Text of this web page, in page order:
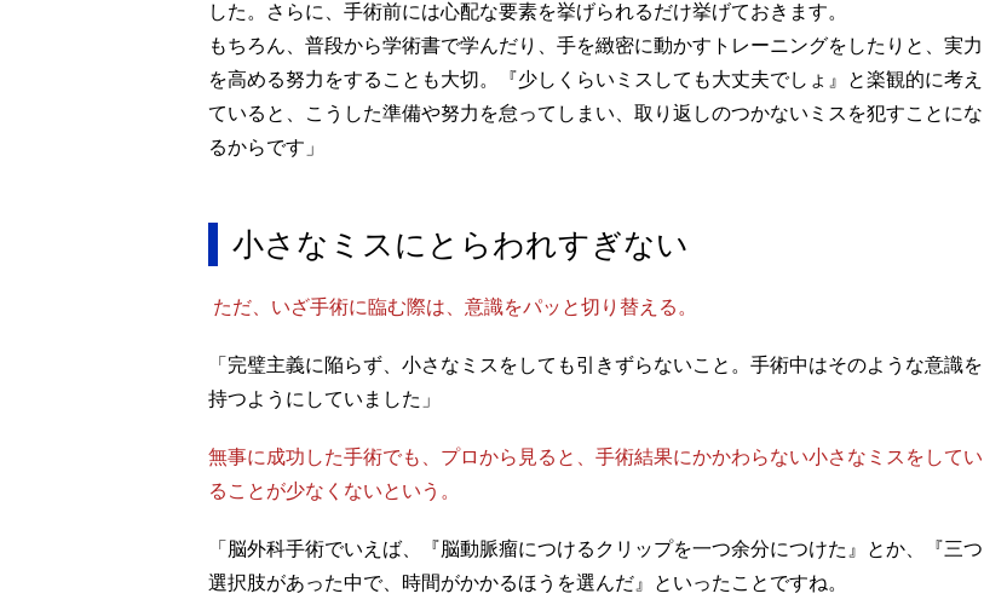
した。さらに、手術前には心配な要素を挙げられるだけ挙げておきます。
もちろん、普段から学術書で学んだり、手を緻密に動かすトレーニングをしたりと、実力
を高める努力をすることも大切。『少しくらいミスしても大丈夫でしょ』と楽観的に考え
ていると、こうした準備や努力を怠ってしまい、取り返しのつかないミスを犯すことにな
るからです」
小さなミスにとらわれすぎない
ただ、いざ手術に臨む際は、意識をパッと切り替える。
「完璧主義に陥らず、小さなミスをしても引きずらないこと。手術中はそのような意識を
持つようにしていました」
無事に成功した手術でも、プロから見ると、手術結果にかかわらない小さなミスをしてい
ることが少なくないという。
「脳外科手術でいえば、『脳動脈瘤につけるクリップを一つ余分につけた』とか、『三つ
選択肢があった中で、時間がかかるほうを選んだ』といったことですね。